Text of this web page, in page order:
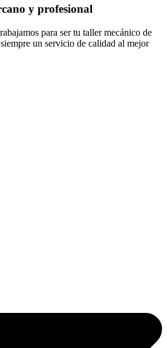
y profesional
para ser tu taller mecánico de
un servicio de calidad al mejor